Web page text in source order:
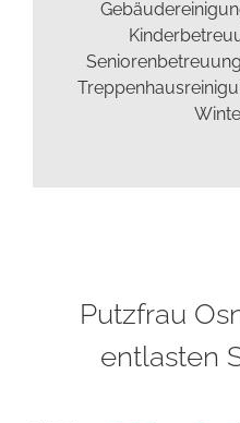
Seniorenbetreuung
Putzfrau
entlasten